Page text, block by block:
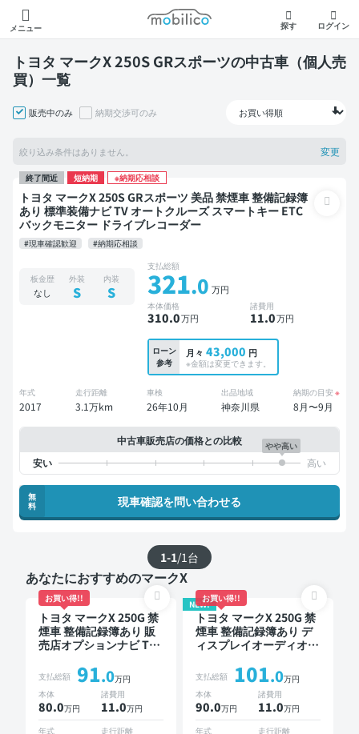
メニュー
モビリコ
探す ログイン
トヨタ マークX 250S GRスポーツの中古車（個人売
買）一覧
販売中のみ 納期交渉可のみ
絞り込み条件はありません。 変更
終了間近 短納期 ※納期応相談
トヨタ マークX 250S GRスポーツ 美品 禁煙車 整備記録簿
あり 標準装備ナビ TV オートクルーズ スマートキー ETC
バックモニター ドライブレコーダー
#現車確認歓迎 #納期応相談
板金歴
なし
外装
S
内装
S
支払総額
321.0 万円
本体価格
310.0万円
諸費用
11.0万円
ローン
参考
月々 43,000 円
※金額は変更できます。
年式
2017
走行距離
3.1万km
車検
26年10月
出品地域
神奈川県
納期の目安 ※
8月〜9月
中古車販売店の価格との比較 やや高い
無
料
現車確認を問い合わせる
1-1/1台
あなたにおすすめのマークX
お買い得!!
トヨタ マークX 250G 禁
煙車 整備記録簿あり 販
売店オプションナビ TV
クモニター
支払総額 91.0万円
本体
80.0万円
諸費用
11.0万円
年式
走行距離
NEW!
お買い得!!
トヨタ マークX 250G 禁
煙車 整備記録簿あり デ
ィスプレイオーディオ
ックモニター ドライブ
レコーダー
支払総額 101.0万円
本体
90.0万円
諸費用
11.0万円
年式
走行距離